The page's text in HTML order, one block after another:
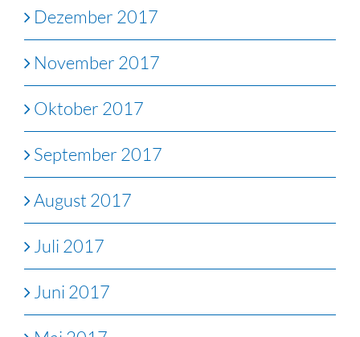
Dezember 2017
November 2017
Oktober 2017
September 2017
August 2017
Juli 2017
Juni 2017